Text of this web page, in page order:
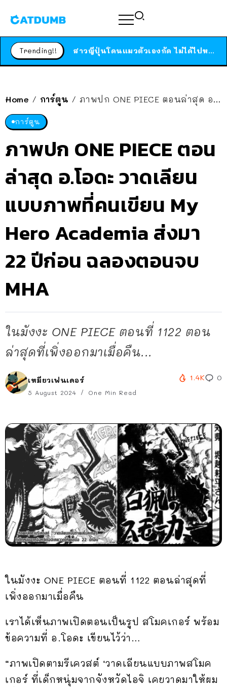
Trending!! ได้เวลาเด็กหนวดรวมตัว RF Online Next เปิดให้เล่นแล้ว เกม Sci-Fi MMORPG ระดับตำนาน เล่นได้ทั้งมือถือและ PC
Home / การ์ตูน / ภาพปก ONE PIECE ตอนล่าสุด อ.โอดะ วาดเลียนแบบภาพที่คนเขียน My Hero Academia ส่งมา 22 ปีก่อน ฉลองตอนจบ MHA
การ์ตูน
ภาพปก ONE PIECE ตอน
ล่าสุด อ.โอดะ วาดเลียน
แบบภาพที่คนเขียน My
Hero Academia ส่งมา
22 ปีก่อน ฉลองตอนจบ
MHA
ในมังงะ ONE PIECE ตอนที่ 1122 ตอน
ล่าสุดที่เพิ่งออกมาเมื่อคืน...
เหมียวเฟนเดอร์
5 August 2024 One Min Read
1.4K 0
ในมังงะ ONE PIECE ตอนที่ 1122 ตอนล่าสุดที่
เพิ่งออกมาเมื่อคืน
เราได้เห็นภาพเปิดตอนเป็นรูป สโมคเกอร์ พร้อม
ข้อความที่ อ.โอดะ เขียนไว้ว่า…
“ภาพเปิดตามรีเควสต์ ‘วาดเลียนแบบภาพสโมค
เกอร์ ที่เด็กหนุ่มจากจังหวัดไอจิ เคยวาดมาให้ผม